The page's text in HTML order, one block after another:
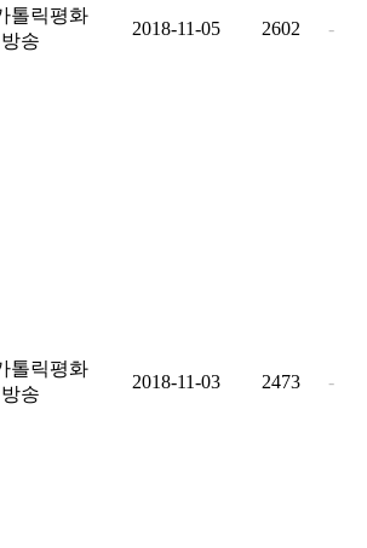
톨릭평화
방송
2018-11-05 2602 -
톨릭평화
방송
2018-11-03 2473 -